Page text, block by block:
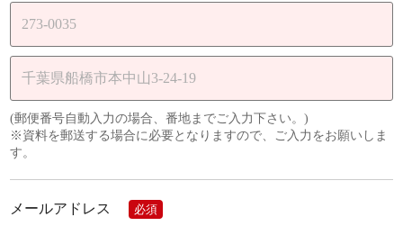
(郵便番号自動入力の場合、番地までご入力下さい。)
※資料を郵送する場合に必要となりますので、ご入力をお願いしま
す。
メールアドレス 必須